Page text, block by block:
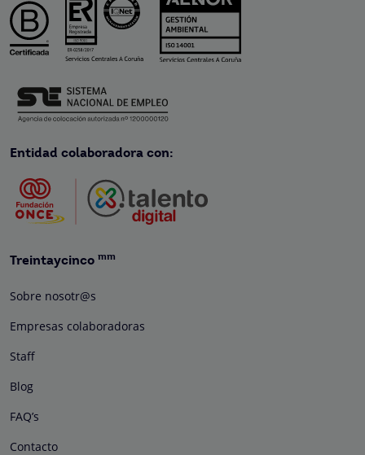
Entidad colaboradora con:
Treintaycinco mm
Sobre nosotr@s
Empresas colaboradoras
Staff
Blog
FAQ’s
Contacto